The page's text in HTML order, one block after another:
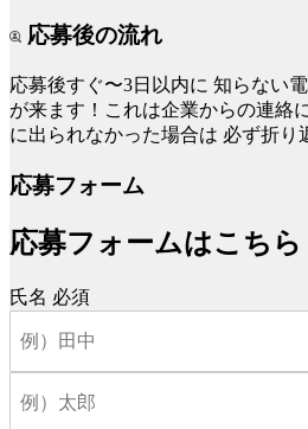
応募後の流れ
応募後すぐ〜3日以内に 知らない
が来ます！これは企業からの連絡
に出られなかった場合は 必ず折り
応募フォーム
応募フォームはこちら
氏名 必須